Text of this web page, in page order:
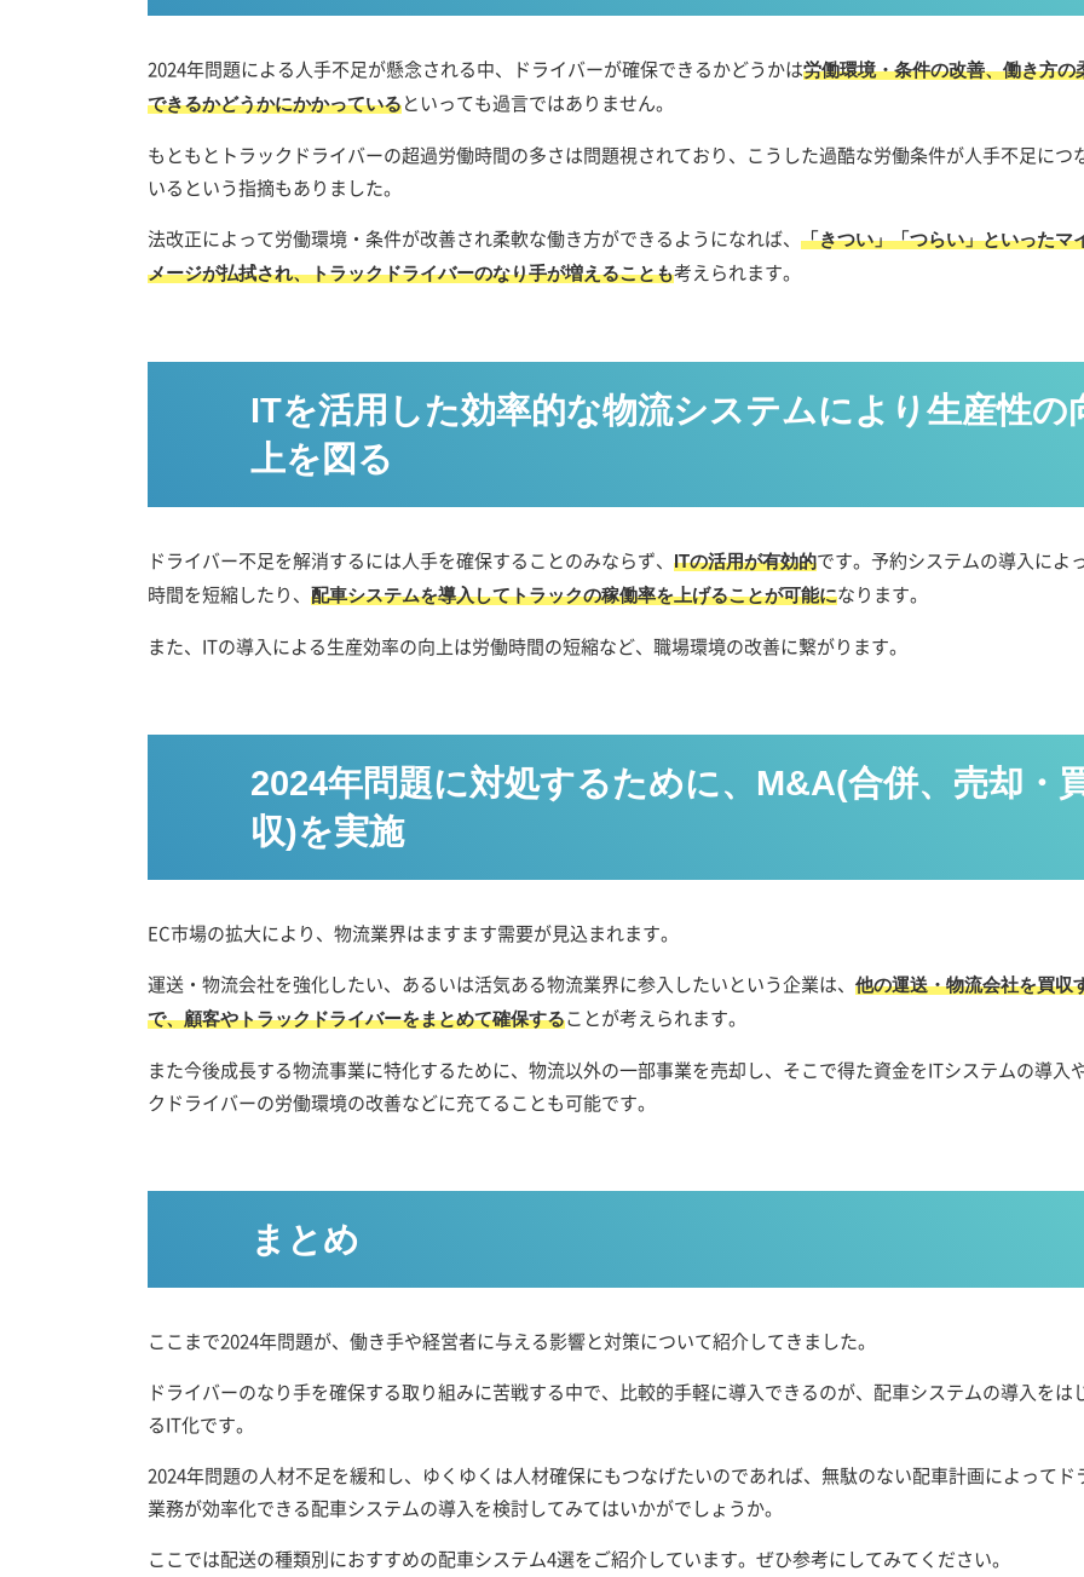
2024年問題による人手不足が懸念される中、ドライバーが確保できるかどうかは労働環境・条件の改善、働き方の
できるかどうかにかかっているといっても過言ではありません。
もともとトラックドライバーの超過労働時間の多さは問題視されており、こうした過酷な労働条件が人手不足につ
いるという指摘もありました。
法改正によって労働環境・条件が改善され柔軟な働き方ができるようになれば、
「きつい」「つらい」といったマ
メージが払拭され、トラックドライバーのなり手が増えることも考えられます。
ITを活用した効率的な物流システムにより生産性の
上を図る
ドライバー不足を解消するには人手を確保することのみならず、 ITの活用が有効的です。予約システムの導入によ
時間を短縮したり、
配車システムを導入してトラックの稼働率を上げることが可能になります。
また、ITの導入による生産効率の向上は労働時間の短縮など、職場環境の改善に繋がります。
2024年問題に対処するために、M&A(合併、売却・
収)を実施
EC市場の拡大により、物流業界はますます需要が見込まれます。
運送・物流会社を強化したい、あるいは活気ある物流業界に参入したいという企業は、
他の運送・物流会社を買収
で、顧客やトラックドライバーをまとめて確保することが考えられます。
また今後成長する物流事業に特化するために、物流以外の一部事業を売却し、そこで得た資金をITシステムの導入
クドライバーの労働環境の改善などに充てることも可能です。
まとめ
ここまで2024年問題が、働き手や経営者に与える影響と対策について紹介してきました。
ドライバーのなり手を確保する取り組みに苦戦する中で、比較的手軽に導入できるのが、配車システムの導入をは
るIT化です。
2024年問題の人材不足を緩和し、ゆくゆくは人材確保にもつなげたいのであれば、無駄のない配車計画によってド
業務が効率化できる配車システムの導入を検討してみてはいかがでしょうか。
ここでは配送の種類別におすすめの配車システム4選をご紹介しています。ぜひ参考にしてみてください。